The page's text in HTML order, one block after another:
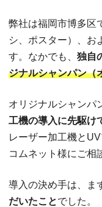
弊社は福岡市博多区
シ、ポスター）、お
す。なかでも、 独自
ジナルシャンパン（
オリジナルシャンパ
工機の導入に先駆け
レーザー加工機と
コムネット様にご相
導入の決め手は、ま
だいたことでした。